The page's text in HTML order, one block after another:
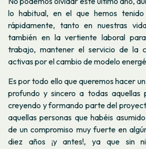
lo habitual, en el que hemos tenido
rápidamente, tanto en nuestras
también en la vertiente laboral
trabajo, mantener el servicio de la
activas por el cambio de modelo
Es por todo ello que queremos hacer
profundo y sincero a todas aquellas
creyendo y formando parte del
aquellas personas que habéis
de un compromiso muy fuerte en
diez años ¡y antes!, ya que sin